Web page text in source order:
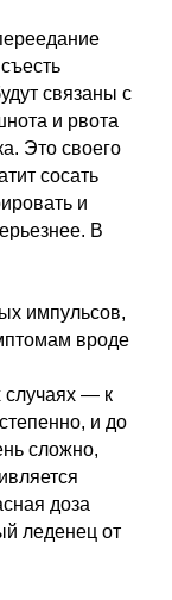
связаны с
и рвота
Это своего
сосать
и
В
импульсов,
вроде
случаях — к
и до
сложно,
доза
леденец от